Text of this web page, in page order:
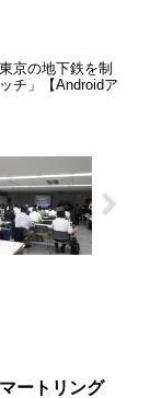
京の地下鉄を制
チ」【Androidア
ートリング